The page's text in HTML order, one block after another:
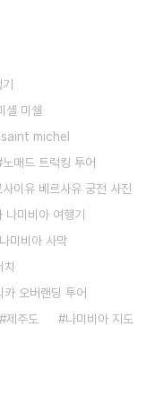
셸 미쉘
saint michel
노매드 트럭킹 투어
사이유 베르사유 궁전 사진
나미비아 여행기
나미비아 사막
카 오버랜딩 투어
제주도
나미비아 지도